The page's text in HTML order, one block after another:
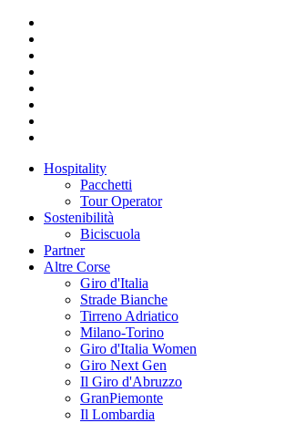
Hospitality
Pacchetti
Tour Operator
Sostenibilità
Biciscuola
Partner
Altre Corse
Giro d'Italia
Strade Bianche
Tirreno Adriatico
Milano-Torino
Giro d'Italia Women
Giro Next Gen
Il Giro d'Abruzzo
GranPiemonte
Il Lombardia